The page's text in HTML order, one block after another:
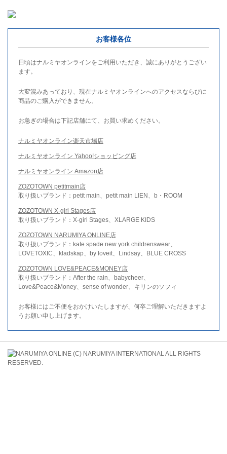
お客様各位
日頃はナルミヤオンラインをご利用いただき、誠にありがとうござい
ます。
大変混みあっており、現在ナルミヤオンラインへのアクセスならびに
商品のご購入ができません。
お急ぎの場合は下記店舗にて、お買い求めください。
ナルミヤオンライン楽天市場店
ナルミヤオンライン Yahoo!ショッピング店
ナルミヤオンライン Amazon店
ZOZOTOWN petitmain店
取り扱いブランド：petit main、petit main LIEN、b・ROOM
ZOZOTOWN X-girl Stages店
取り扱いブランド：X-girl Stages、XLARGE KIDS
ZOZOTOWN NARUMIYA ONLINE店
取り扱いブランド：kate spade new york childrenswear、
LOVETOXIC、kladskap、by loveit、Lindsay、BLUE CROSS
ZOZOTOWN LOVE&PEACE&MONEY店
取り扱いブランド：After the rain、babycheer、
Love&Peace&Money、sense of wonder、キリンのソフィ
お客様にはご不便をおかけいたしますが、何卒ご理解いただきますよ
うお願い申し上げます。